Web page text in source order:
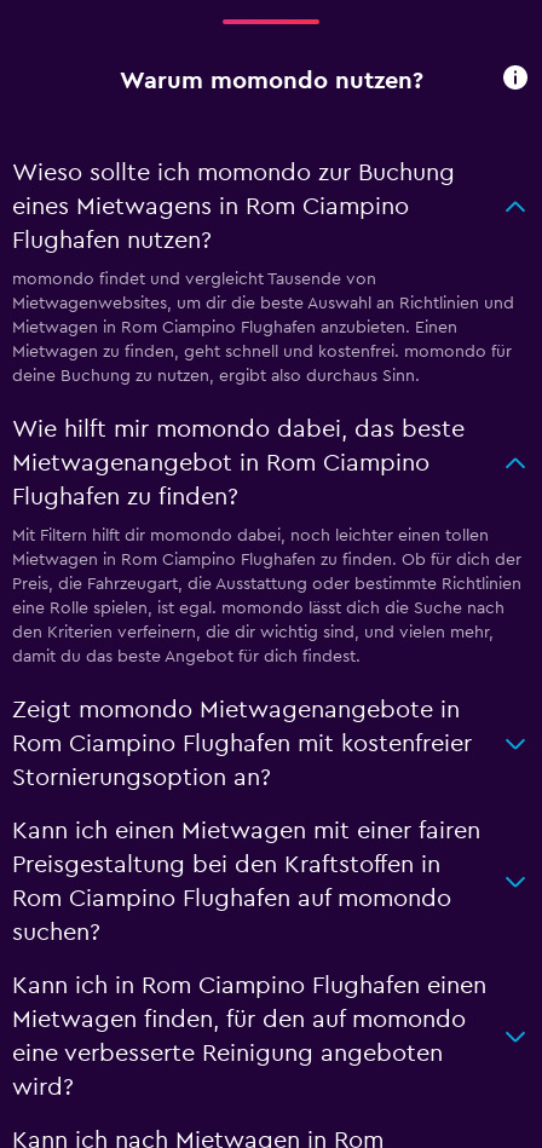
Warum momondo nutzen?
Wieso sollte ich momondo zur Buchung
eines Mietwagens in Rom Ciampino
Flughafen nutzen?
momondo findet und vergleicht Tausende von
Mietwagenwebsites, um dir die beste Auswahl an Richtlinien und
Mietwagen in Rom Ciampino Flughafen anzubieten. Einen
Mietwagen zu finden, geht schnell und kostenfrei. momondo für
deine Buchung zu nutzen, ergibt also durchaus Sinn.
Wie hilft mir momondo dabei, das beste
Mietwagenangebot in Rom Ciampino
Flughafen zu finden?
Mit Filtern hilft dir momondo dabei, noch leichter einen tollen
Mietwagen in Rom Ciampino Flughafen zu finden. Ob für dich der
Preis, die Fahrzeugart, die Ausstattung oder bestimmte Richtlinien
eine Rolle spielen, ist egal. momondo lässt dich die Suche nach
den Kriterien verfeinern, die dir wichtig sind, und vielen mehr,
damit du das beste Angebot für dich findest.
Zeigt momondo Mietwagenangebote in
Rom Ciampino Flughafen mit kostenfreier
Stornierungsoption an?
Kann ich einen Mietwagen mit einer fairen
Preisgestaltung bei den Kraftstoffen in
Rom Ciampino Flughafen auf momondo
suchen?
Kann ich in Rom Ciampino Flughafen einen
Mietwagen finden, für den auf momondo
eine verbesserte Reinigung angeboten
wird?
Kann ich nach Mietwagen in Rom